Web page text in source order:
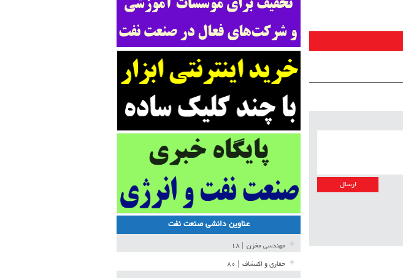
عناوین دانشی صنعت نفت
مهندسی مخزن
حفاری و اکتشاف